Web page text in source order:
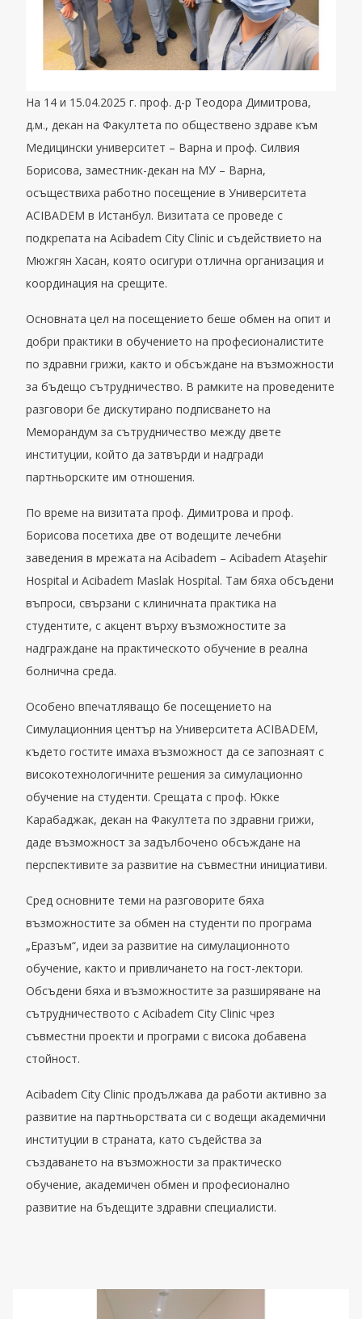
На 14 и 15.04.2025 г. проф. д-р Теодора Димитрова,
д.м., декан на Факултета по обществено здраве към
Медицински университет – Варна и проф. Силвия
Борисова, заместник-декан на МУ – Варна,
осъществиха работно посещение в Университета
ACIBADEM в Истанбул. Визитата се проведе с
подкрепата на Acibadem City Clinic и съдействието на
Мюжгян Хасан, която осигури отлична организация и
координация на срещите.
Основната цел на посещението беше обмен на опит и
добри практики в обучението на професионалистите
по здравни грижи, както и обсъждане на възможности
за бъдещо сътрудничество. В рамките на проведените
разговори бе дискутирано подписването на
Меморандум за сътрудничество между двете
институции, който да затвърди и надгради
партньорските им отношения.
По време на визитата проф. Димитрова и проф.
Борисова посетиха две от водещите лечебни
заведения в мрежата на Acibadem – Acibadem Ataşehir
Hospital и Acibadem Maslak Hospital. Там бяха обсъдени
въпроси, свързани с клиничната практика на
студентите, с акцент върху възможностите за
надграждане на практическото обучение в реална
болнична среда.
Особено впечатляващо бе посещението на
Симулационния център на Университета ACIBADEM,
където гостите имаха възможност да се запознаят с
високотехнологичните решения за симулационно
обучение на студенти. Срещата с проф. Юкке
Карабаджак, декан на Факултета по здравни грижи,
даде възможност за задълбочено обсъждане на
перспективите за развитие на съвместни инициативи.
Сред основните теми на разговорите бяха
възможностите за обмен на студенти по програма
„Еразъм“, идеи за развитие на симулационното
обучение, както и привличането на гост-лектори.
Обсъдени бяха и възможностите за разширяване на
сътрудничеството с Acibadem City Clinic чрез
съвместни проекти и програми с висока добавена
стойност.
Acibadem City Clinic продължава да работи активно за
развитие на партньорствата си с водещи академични
институции в страната, като съдейства за
създаването на възможности за практическо
обучение, академичен обмен и професионално
развитие на бъдещите здравни специалисти.